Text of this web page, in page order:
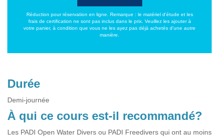
Réduction pour réservation en ligne. Remarque : le matériel d'étude et les
frais de certification ne sont pas inclus dans le prix. Veuillez les ajouter à
votre panier, à condition que vous ne les ayez pas déjà achetés d'une autre
manière.
Durée
Demi-journée
À qui ce cours est-il recommandé?
Les PADI Open Water Divers ou PADI Freedivers qui ont au moins